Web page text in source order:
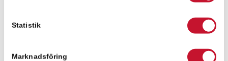
Statistik
Marknadsföring